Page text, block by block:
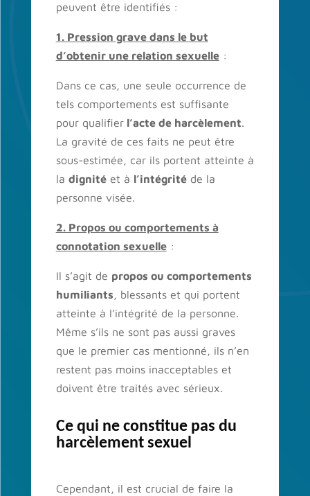
peuvent être identifiés :
1. Pression grave dans le but
d’obtenir une relation sexuelle:
Dans ce cas, une seule occurrence de
tels comportements est suffisante
pour qualifierl’acte de harcèlement.
La gravité de ces faits ne peut être
sous-estimée, car ils portent atteinte à
la dignitéet à l’intégritéde la
personne visée.
2. Propos ou comportements à
connotation sexuelle:
Il s’agit de propos ou comportements
humiliants, blessants et qui portent
atteinte à l’intégrité de la personne.
Même s’ils ne sont pas aussi graves
que le premier cas mentionné, ils n’en
restent pas moins inacceptables et
doivent être traités avec sérieux.
Ce qui ne constitue pas du
harcèlement sexuel
Cependant, il est crucial de faire la